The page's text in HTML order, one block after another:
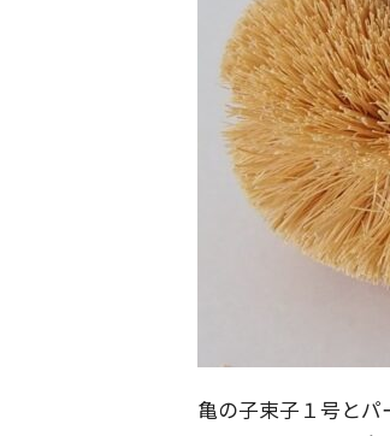
亀の子束子１号と